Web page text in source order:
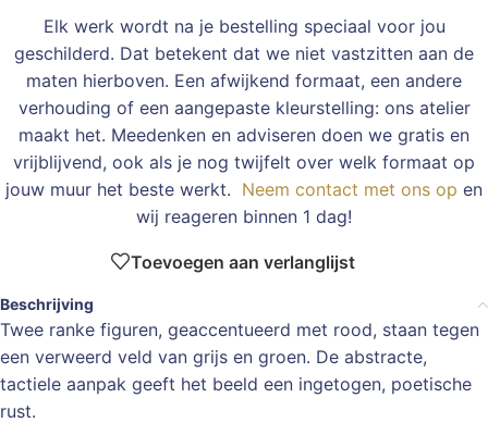
Elk werk wordt na je bestelling speciaal voor jou
geschilderd. Dat betekent dat we niet vastzitten aan de
maten hierboven. Een afwijkend formaat, een andere
verhouding of een aangepaste kleurstelling: ons atelier
maakt het. Meedenken en adviseren doen we gratis en
vrijblijvend, ook als je nog twijfelt over welk formaat op
jouw muur het beste werkt. Neem contact met ons op en
wij reageren binnen 1 dag!
Toevoegen aan verlanglijst
Beschrijving
Twee ranke figuren, geaccentueerd met rood, staan tegen
een verweerd veld van grijs en groen. De abstracte,
tactiele aanpak geeft het beeld een ingetogen, poetische
rust.